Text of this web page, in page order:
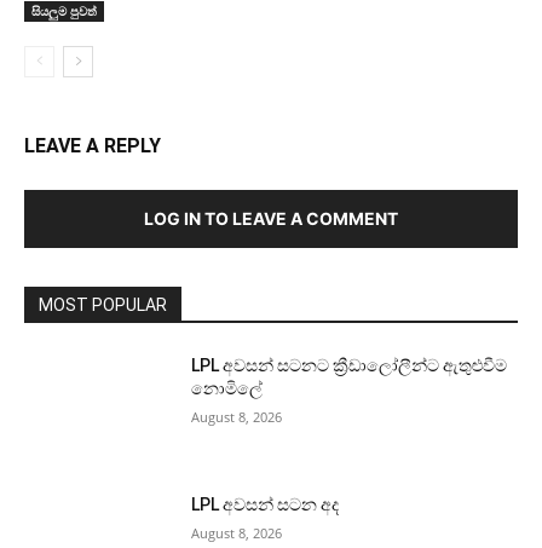
සියලුම පුවත්
LEAVE A REPLY
LOG IN TO LEAVE A COMMENT
MOST POPULAR
LPL අවසන් සටනට ක්‍රීඩාලෝලීන්ට ඇතුළුවීම
නොමිලේ
August 8, 2026
LPL අවසන් සටන අද
August 8, 2026